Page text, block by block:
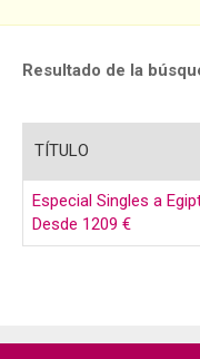
Resultado de la
TÍTULO
Especial Singles a
Desde 1209 €